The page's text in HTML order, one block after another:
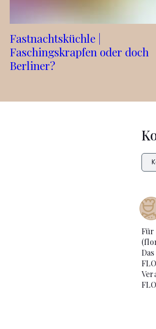
Fastnachtsküchle |
Faschingskrapfen oder doch
Berliner?
Für